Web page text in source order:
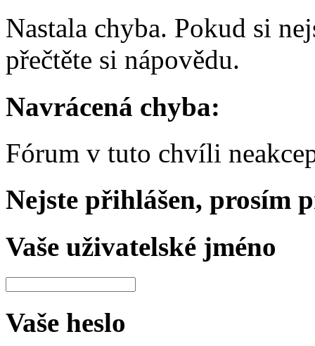
Nastala chyba. Pokud si
přečtěte si nápovědu.
Navrácená chyba:
Fórum v tuto chvíli
Nejste přihlášen, prosím
Vaše uživatelské jméno
Vaše heslo